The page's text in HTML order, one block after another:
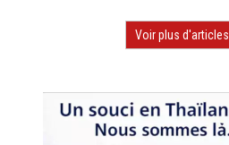
Voir plus d'articles